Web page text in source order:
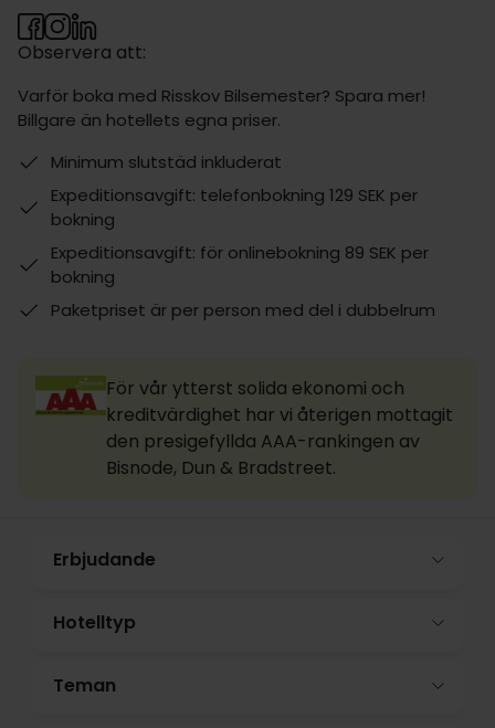
Observera att:
Varför boka med Risskov Bilsemester? Spara mer!
Billgare än hotellets egna priser.
Minimum slutstäd inkluderat
Expeditionsavgift: telefonbokning 129 SEK per
bokning
Expeditionsavgift: för onlinebokning 89 SEK per
bokning
Paketpriset är per person med del i dubbelrum
För vår ytterst solida ekonomi och
kreditvärdighet har vi återigen mottagit
den presigefyllda AAA-rankingen av
Bisnode, Dun & Bradstreet.
Erbjudande
Hotelltyp
Teman